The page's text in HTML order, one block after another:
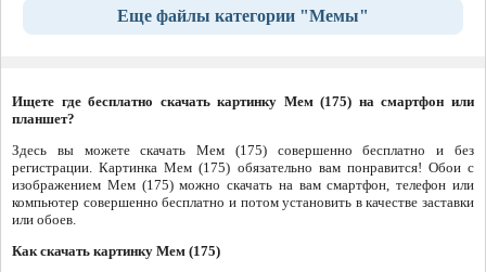
Еще файлы категории "Мемы"
Ищете где бесплатно скачать картинку Мем (175) на смартфон или
планшет?
Здесь вы можете скачать Мем (175) совершенно бесплатно и без
регистрации. Картинка Мем (175) обязательно вам понравится! Обои с
изображением Мем (175) можно скачать на вам смартфон, телефон или
компьютер совершенно бесплатно и потом установить в качестве заставки
или обоев.
Как скачать картинку Мем (175)